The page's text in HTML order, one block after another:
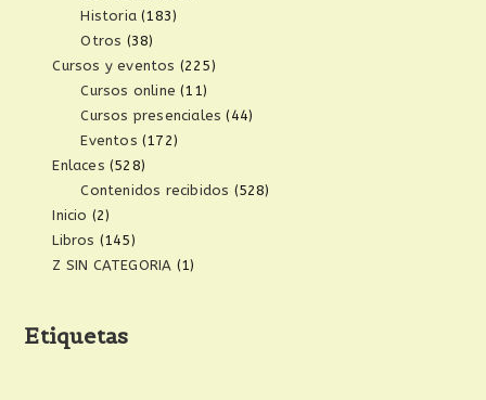
Historia (183)
Otros (38)
Cursos y eventos (225)
Cursos online (11)
Cursos presenciales (44)
Eventos (172)
Enlaces (528)
Contenidos recibidos (528)
Inicio (2)
Libros (145)
Z SIN CATEGORIA (1)
Etiquetas